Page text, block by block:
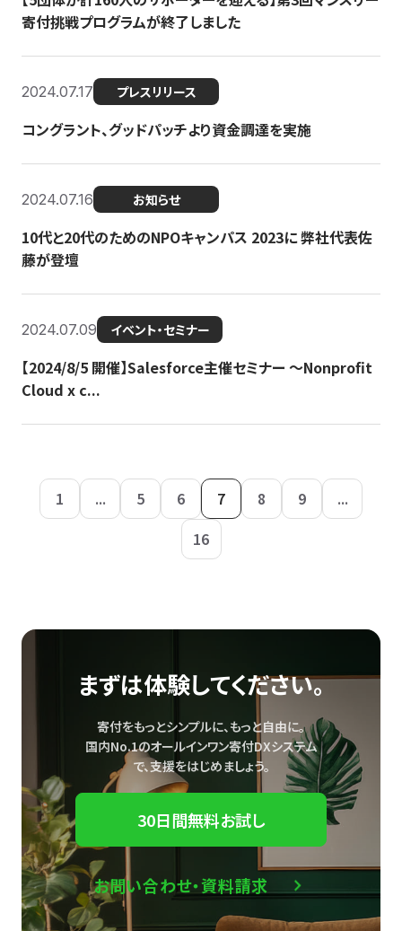
寄付挑戦プログラムが終了しました
2024.07.17 プレスリリース
コングラント、グッドパッチより資金調達を実施
2024.07.16 お知らせ
10代と20代のためのNPOキャンパス 2023に 弊社代表佐
藤が登壇
2024.07.09 イベント・セミナー
【2024/8/5 開催】Salesforce主催セミナー 〜Nonprofit
Cloud x c...
1 ... 5 6 7 8 9
...
16
まずは体験してください。
寄付をもっとシンプルに、もっと自由に。
国内No.1のオールインワン寄付DXシステム
で、支援をはじめましょう。
30日間無料お試し
お問い合わせ・資料請求